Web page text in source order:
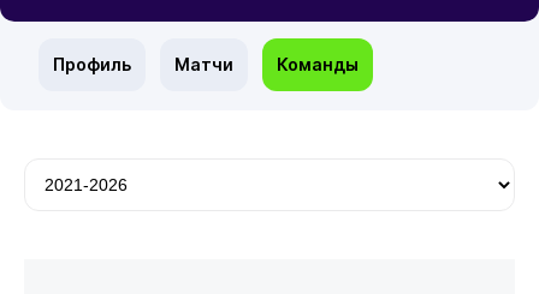
Профиль Матчи Команды